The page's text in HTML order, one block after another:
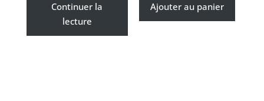
Continuer la
lecture
Ajouter au panier